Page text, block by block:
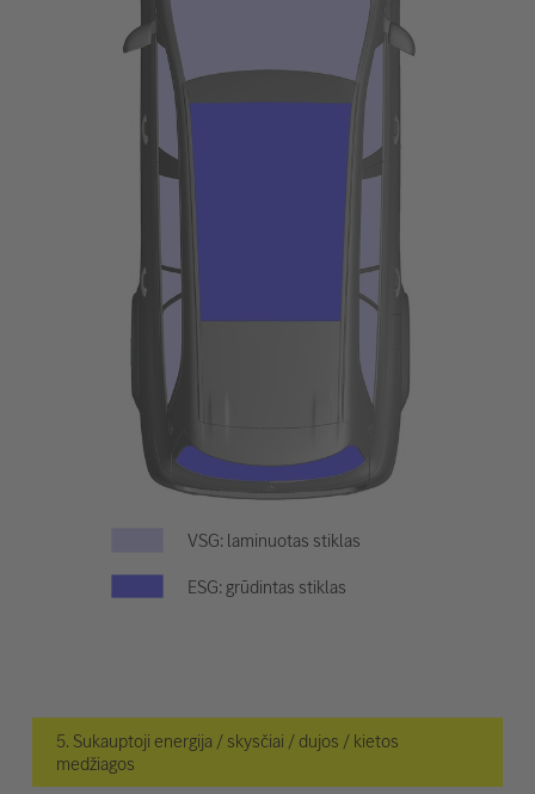
VSG: laminuotas stiklas
ESG: grūdintas stiklas
5. Sukauptoji energija / skysčiai / dujos / kietos
medžiagos